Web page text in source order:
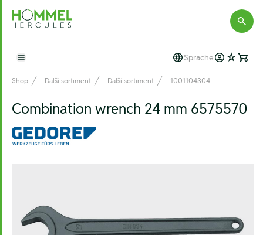
Hommel Hercules
Open main menu Sprache
Shop Další sortiment Další sortiment 1001104304
Combination wrench 24 mm 6575570